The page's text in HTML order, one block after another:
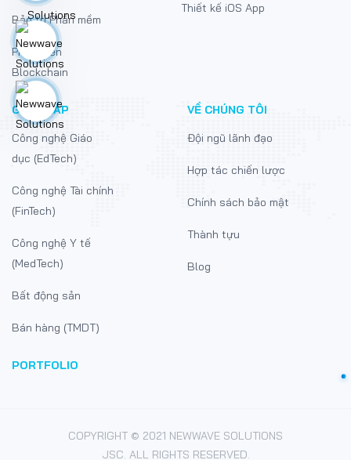
Bảo trì Phần mềm
Phát triển
Blockchain
Thiết kế iOS App
GIẢI PHÁP
Công nghệ Giáo
dục (EdTech)
Công nghệ Tài chính
(FinTech)
Công nghệ Y tế
(MedTech)
Bất động sản
Bán hàng (TMDT)
PORTFOLIO
VỀ CHÚNG TÔI
Đội ngũ lãnh đạo
Hợp tác chiến lược
Chính sách bảo mật
Thành tựu
Blog
COPYRIGHT © 2021 NEWWAVE SOLUTIONS
JSC. ALL RIGHTS RESERVED.